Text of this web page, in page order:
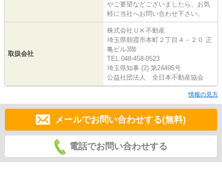
やご要望などございましたら、お気
軽に当社へお問い合わせ下さい。
取扱会社
株式会社ＵＫ不動産
埼玉県朝霞市本町２丁目４－２０ 正
亀ビル3階
TEL:048-458-0523
埼玉県知事 (2) 第24495号
公益社団法人 全日本不動産協会
情報の見方
メールでお問い合わせする(無料)
電話でお問い合わせする